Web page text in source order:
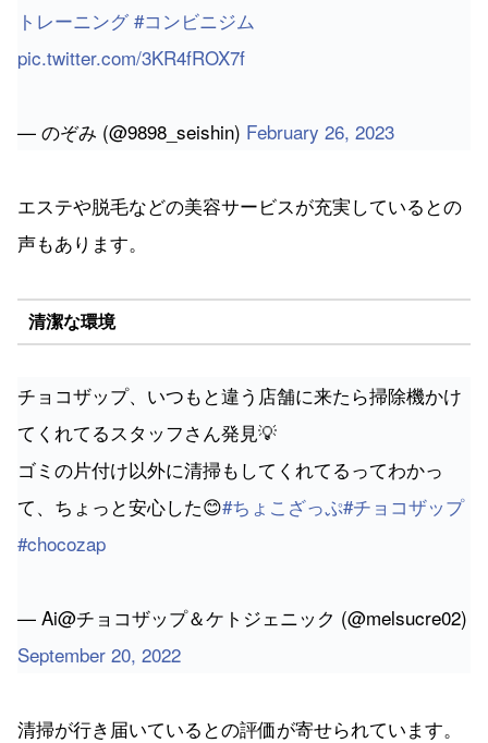
トレーニング #コンビニジム
pic.twitter.com/3KR4fROX7f
— のぞみ (@9898_seishin) February 26, 2023
エステや脱毛などの美容サービスが充実しているとの
声もあります。
清潔な環境
チョコザップ、いつもと違う店舗に来たら掃除機かけ
てくれてるスタッフさん発見💡
ゴミの片付け以外に清掃もしてくれてるってわかっ
て、ちょっと安心した😊#ちょこざっぷ#チョコザップ
#chocozap
— Ai@チョコザップ＆ケトジェニック (@melsucre02)
September 20, 2022
清掃が行き届いているとの評価が寄せられています。